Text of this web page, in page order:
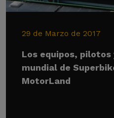
29 de Marzo de 2017
Los equipos,
mundial de
MotorLand